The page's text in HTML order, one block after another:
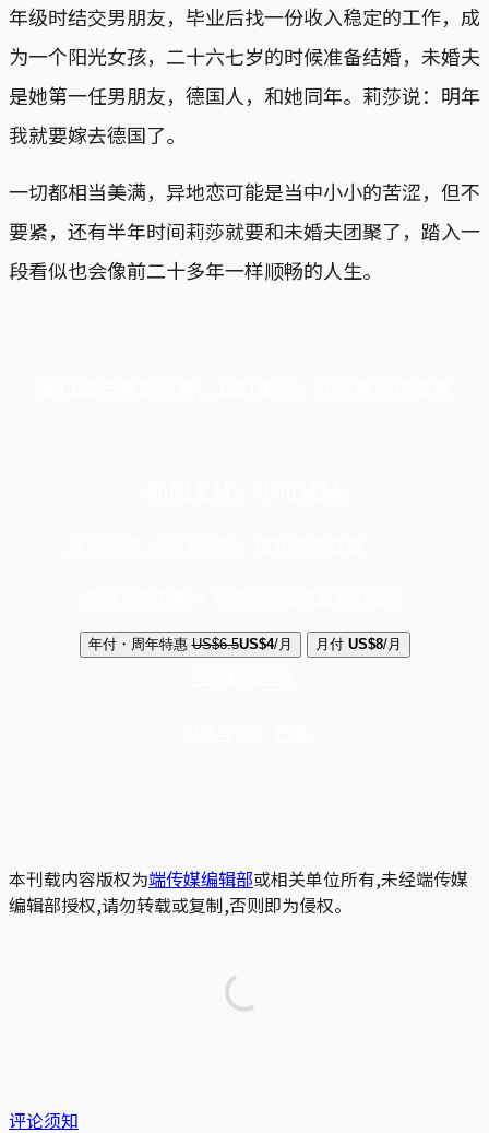
年级时结交男朋友，毕业后找一份收入稳定的工作，成
为一个阳光女孩，二十六七岁的时候准备结婚，未婚夫
是她第一任男朋友，德国人，和她同年。莉莎说：明年
我就要嫁去德国了。
一切都相当美满，异地恋可能是当中小小的苦涩，但不
要紧，还有半年时间莉莎就要和未婚夫团聚了，踏入一
段看似也会像前二十多年一样顺畅的人生。
年付・周年特惠 US$6.5US$4/月 月付 US$8/月
本刊载内容版权为端传媒编辑部或相关单位所有,未经端传媒
编辑部授权,请勿转载或复制,否则即为侵权。
评论须知